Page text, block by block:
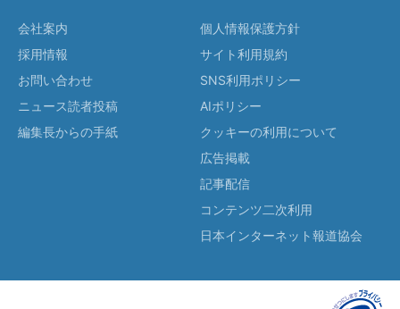
会社案内
採用情報
お問い合わせ
ニュース読者投稿
編集長からの手紙
個人情報保護方針
サイト利用規約
SNS利用ポリシー
AIポリシー
クッキーの利用について
広告掲載
記事配信
コンテンツ二次利用
日本インターネット報道協会